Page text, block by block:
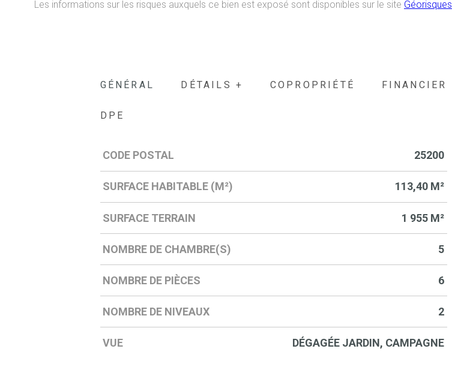
Les informations sur les risques auxquels ce bien est exposé sont disponibles sur le site Géorisques
GÉNÉRAL DÉTAILS + COPROPRIÉTÉ FINANCIER
DPE
Caractérisque Valeurs
CODE POSTAL 25200
SURFACE HABITABLE (M²) 113,40 M²
SURFACE TERRAIN 1 955 M²
NOMBRE DE CHAMBRE(S) 5
NOMBRE DE PIÈCES 6
NOMBRE DE NIVEAUX 2
VUE DÉGAGÉE JARDIN, CAMPAGNE